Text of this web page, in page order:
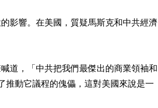
影響。在美國，質疑馬斯克和中共經濟
道，「中共把我們最傑出的商業領袖和
動它議程的傀儡，這對美國來說是一